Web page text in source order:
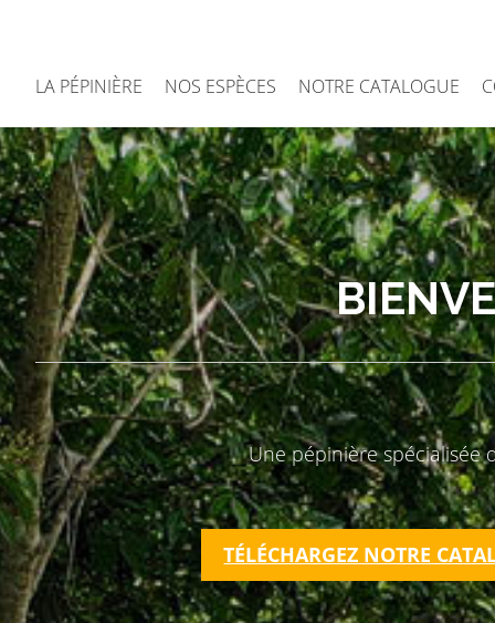
LA PÉPINIÈRE NOS ESPÈCES NOTRE CATALOGUE
Une pépinière spécialisée
TÉLÉCHARGEZ NOTRE